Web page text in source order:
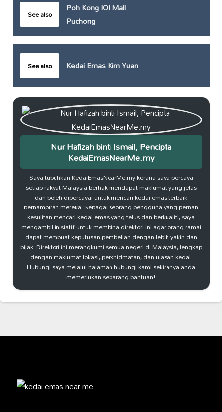
See also
Poh Kong IOI Mall
Puchong
See also Kedai Emas Kim Yuan
Nur Hafizah binti Ismail, Pencipta
KedaiEmasNearMe.my
Saya tubuhkan KedaiEmasNearMe.my kerana saya percaya
setiap rakyat Malaysia berhak mendapat maklumat yang jelas
dan boleh dipercayai untuk mencari kedai emas terbaik
berhampiran mereka. Sebagai seorang pengguna yang pernah
kesulitan mencari kedai emas yang telus dan berkualiti, saya
mengambil inisiatif untuk membina direktori ini agar orang ramai
dapat membuat keputusan pembelian dengan lebih yakin dan
bijak. Direktori ini merangkumi semua negeri di Malaysia, lengkap
dengan maklumat lokasi, perkhidmatan, dan ulasan kedai.
Hubungi saya melalui halaman hubungi kami sekiranya anda
memerlukan sebarang bantuan!